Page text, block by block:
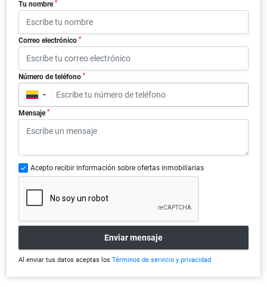
Tu nombre *
Correo electrónico *
Número de teléfono *
▼
Mensaje *
Acepto recibir información sobre ofertas inmobiliarias
Enviar mensaje
Al enviar tus datos aceptas los Términos de servicio y privacidad